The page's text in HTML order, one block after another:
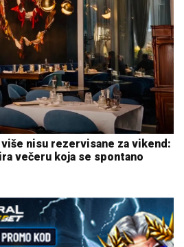
nisu rezervisane za vikend:
večeru koja se spontano